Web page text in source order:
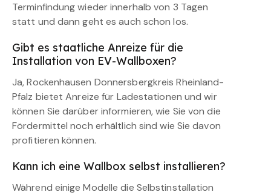
Terminfindung wieder innerhalb von 3 Tagen
statt und dann geht es auch schon los.
Gibt es staatliche Anreize für die
Installation von EV-Wallboxen?
Ja, Rockenhausen Donnersbergkreis Rheinland-
Pfalz bietet Anreize für Ladestationen und wir
können Sie darüber informieren, wie Sie von die
Fördermittel noch erhältlich sind wie Sie davon
profitieren können.
Kann ich eine Wallbox selbst installieren?
Während einige Modelle die Selbstinstallation